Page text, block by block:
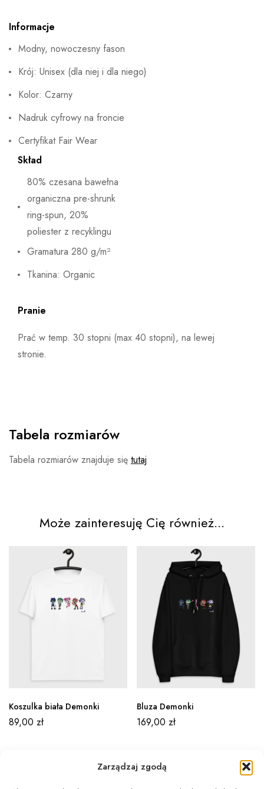
Zarządzaj zgodą
Informacje
Modny, nowoczesny fason
Krój: Unisex (dla niej i dla niego)
Kolor: Czarny
Nadruk cyfrowy na froncie
Certyfikat Fair Wear
Skład
80% czesana bawełna
organiczna pre-shrunk
ring-spun, 20%
poliester z recyklingu
Gramatura 280 g/m²
Tkanina: Organic
Pranie
Prać w temp. 30 stopni (max 40 stopni), na lewej
stronie.
Tabela rozmiarów
Tabela rozmiarów znajduje się tutaj
Może zainteresuję Cię również...
Koszulka biała Demonki
89,00 zł
Bluza Demonki
169,00 zł